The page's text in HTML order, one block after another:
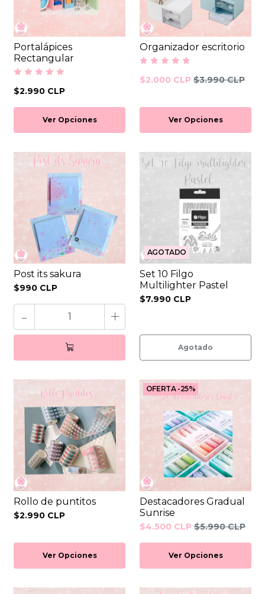
Portalápices
Rectangular
$2.990 CLP
Ver Opciones
Organizador escritorio
$2.000 CLP $3.990 CLP
Ver Opciones
Post its sakura
$990 CLP
- +
AGOTADO
Set 10 Filgo
Multilighter Pastel
$7.990 CLP
Agotado
Rollo de puntitos
$2.990 CLP
Ver Opciones
OFERTA -25%
Destacadores Gradual
Sunrise
$4.500 CLP $5.990 CLP
Ver Opciones